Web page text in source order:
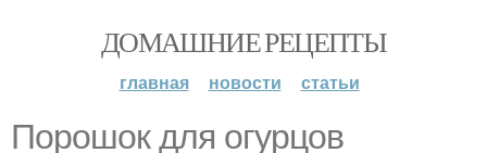
ДОМАШНИЕ РЕЦЕПТЫ
главная новости статьи
Порошок для огурцов